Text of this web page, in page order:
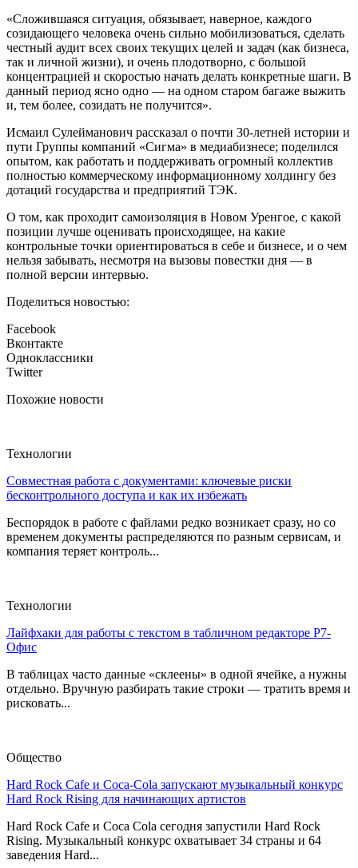
«Сложившаяся ситуация, обязывает, наверное, каждого
созидающего человека очень сильно мобилизоваться, сделать
честный аудит всех своих текущих целей и задач (как бизнеса,
так и личной жизни), и очень плодотворно, с большой
концентрацией и скоростью начать делать конкретные шаги. В
данный период ясно одно — на одном старом багаже выжить
и, тем более, созидать не получится».
Исмаил Сулейманович рассказал о почти 30-летней истории и
пути Группы компаний «Сигма» в медиабизнесе; поделился
опытом, как работать и поддерживать огромный коллектив
полностью коммерческому информационному холдингу без
дотаций государства и предприятий ТЭК.
О том, как проходит самоизоляция в Новом Уренгое, с какой
позиции лучше оценивать происходящее, на какие
контрольные точки ориентироваться в себе и бизнесе, и о чем
нельзя забывать, несмотря на вызовы повестки дня — в
полной версии интервью.
Поделиться новостью:
Facebook
Вконтакте
Одноклассники
Twitter
Похожие новости
Технологии
Совместная работа с документами: ключевые риски
бесконтрольного доступа и как их избежать
Беспорядок в работе с файлами редко возникает сразу, но со
временем документы распределяются по разным сервисам, и
компания теряет контроль...
Технологии
Лайфхаки для работы с текстом в табличном редакторе Р7-
Офис
В таблицах часто данные «склеены» в одной ячейке, а нужны
отдельно. Вручную разбирать такие строки — тратить время и
рисковать...
Общество
Hard Rock Cafe и Coca-Cola запускают музыкальный конкурс
Hard Rock Rising для начинающих артистов
Hard Rock Cafe и Coca Cola сегодня запустили Hard Rock
Rising. Музыкальный конкурс охватывает 34 страны и 64
заведения Hard...